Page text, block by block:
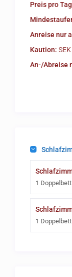
Preis pro
Anreise nur
Kaution:
An-/Abreise
1 Doppelbett
1 Doppelbett